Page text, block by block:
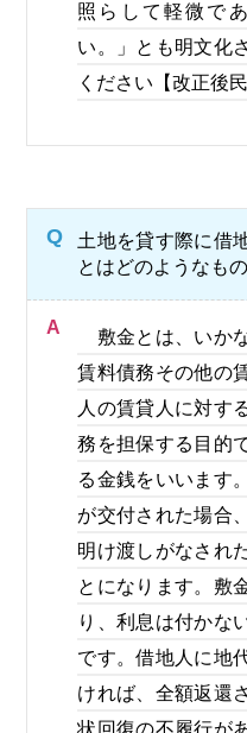
照らして軽微で
い。」とも明文化
ください【改正後
Q
土地を貸す際に借
とはどのようなも
A
敷金とは、いか
賃料債務その他の
人の賃貸人に対す
務を担保する目的
る金銭をいいます
が交付された場合
明け渡しがなされ
とになります。敷
り、利息は付かな
です。借地人に地
ければ、全額返還
状回復の不履行が